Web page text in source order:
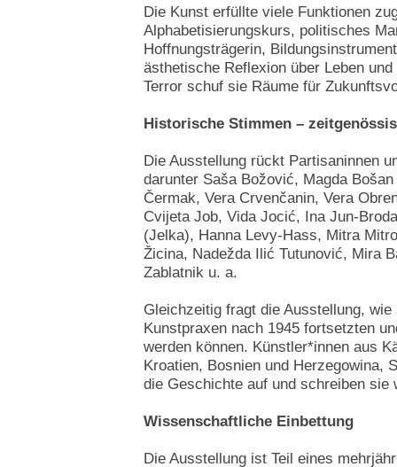
Die Kunst erfüllte viele Funktionen
Alphabetisierungskurs, politisches
Hoffnungsträgerin,
ästhetische Reflexion über Leben
Terror schuf sie Räume für
Historische Stimmen –
Die Ausstellung rückt Partisaninnen
darunter Saša Božović, Magda
Čermak, Vera Crvenčanin, Vera
Cvijeta Job, Vida Jocić, Ina Jun-
(Jelka), Hanna Levy-Hass, Mitra
Žicina, Nadežda Ilić Tutunović, Mira
Zablatnik u. a.
Gleichzeitig fragt die Ausstellung,
Kunstpraxen nach 1945 fortsetzten
werden können. Künstler*innen aus
Kroatien, Bosnien und Herzegowina,
die Geschichte auf und schreiben sie
Wissenschaftliche Einbettung
Die Ausstellung ist Teil eines